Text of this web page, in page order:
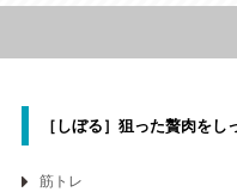
［しぼる］狙った贅肉をし
筋トレ